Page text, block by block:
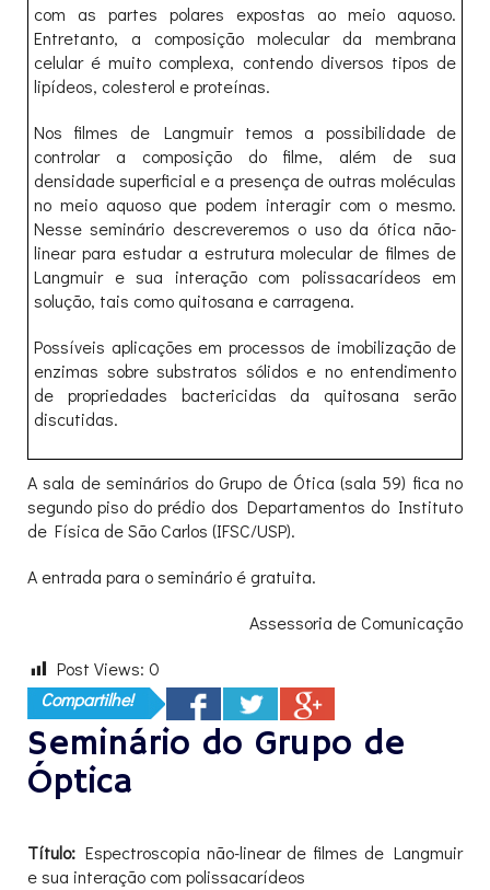
com as partes polares expostas ao meio aquoso.
Entretanto, a composição molecular da membrana
celular é muito complexa, contendo diversos tipos de
lipídeos, colesterol e proteínas.
Nos filmes de Langmuir temos a possibilidade de
controlar a composição do filme, além de sua
densidade superficial e a presença de outras moléculas
no meio aquoso que podem interagir com o mesmo.
Nesse seminário descreveremos o uso da ótica não-
linear para estudar a estrutura molecular de filmes de
Langmuir e sua interação com polissacarídeos em
solução, tais como quitosana e carragena.
Possíveis aplicações em processos de imobilização de
enzimas sobre substratos sólidos e no entendimento
de propriedades bactericidas da quitosana serão
discutidas.
A sala de seminários do Grupo de Ótica (sala 59) fica no
segundo piso do prédio dos Departamentos do Instituto
de Física de São Carlos (IFSC/USP).
A entrada para o seminário é gratuita.
Assessoria de Comunicação
Post Views: 0
Compartilhe!
Seminário do Grupo de
Óptica
Título: Espectroscopia não-linear de filmes de Langmuir
e sua interação com polissacarídeos